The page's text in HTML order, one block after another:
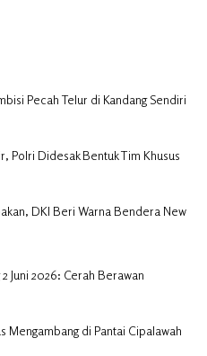
Pecah Telur di Kandang Sendiri
Polri Didesak Bentuk Tim Khusus
DKI Beri Warna Bendera New
Juni 2026: Cerah Berawan
Mengambang di Pantai Cipalawah